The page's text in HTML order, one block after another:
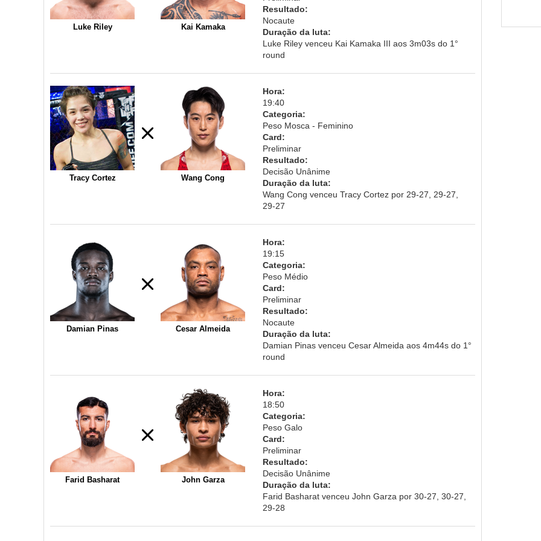
Luke Riley Kai Kamaka
Resultado:
Nocaute
Duração da luta:
Luke Riley venceu Kai Kamaka III aos 3m03s do 1°
round
Tracy Cortez Wang Cong
Hora:
19:40
Categoria:
Peso Mosca - Feminino
Card:
Preliminar
Resultado:
Decisão Unânime
Duração da luta:
Wang Cong venceu Tracy Cortez por 29-27, 29-27,
29-27
Damian Pinas Cesar Almeida
Hora:
19:15
Categoria:
Peso Médio
Card:
Preliminar
Resultado:
Nocaute
Duração da luta:
Damian Pinas venceu Cesar Almeida aos 4m44s do 1°
round
Farid Basharat John Garza
Hora:
18:50
Categoria:
Peso Galo
Card:
Preliminar
Resultado:
Decisão Unânime
Duração da luta:
Farid Basharat venceu John Garza por 30-27, 30-27,
29-28